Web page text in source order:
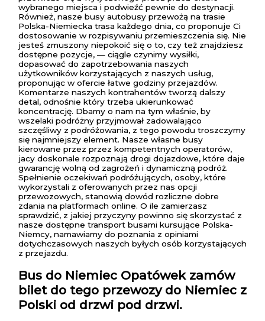
wybranego miejsca i podwieźć pewnie do destynacji.
Również, nasze busy autobusy przewożą na trasie
Polska-Niemiecka trasa każdego dnia, co proponuje Ci
dostosowanie w rozpisywaniu przemieszczenia się. Nie
jesteś zmuszony niepokoić się o to, czy też znajdziesz
dostępne pozycje, — ciągle czynimy wysiłki,
dopasować do zapotrzebowania naszych
użytkowników korzystających z naszych usług,
proponując w ofercie łatwe godziny przejazdów.
Komentarze naszych kontrahentów tworzą dalszy
detal, odnośnie który trzeba ukierunkować
koncentrację. Dbamy o nam na tym właśnie, by
wszelaki podróżny przyjmował zadowalająco
szczęśliwy z podróżowania, z tego powodu troszczymy
się najmniejszy element. Nasze własne busy
kierowane przez przez kompetentnych operatorów,
jacy doskonale rozpoznają drogi dojazdowe, które daje
gwarancję wolną od zagrożeń i dynamiczną podróż.
Spełnienie oczekiwań podróżujących, osoby, które
wykorzystali z oferowanych przez nas opcji
przewozowych, stanowią dowód rozliczne dobre
zdania na platformach online. O ile zamierzasz
sprawdzić, z jakiej przyczyny powinno się skorzystać z
nasze dostępne transport busami kursujące Polska-
Niemcy, namawiamy do poznania z opiniami
dotychczasowych naszych byłych osób korzystających
z przejazdu.
Bus do Niemiec Opatówekzamów
bilet do tego przewozy do Niemiec z
Polski od drzwi pod drzwi.